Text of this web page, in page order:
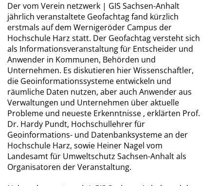
Der vom Verein netzwerk | GIS Sachsen-Anhalt
jährlich veranstaltete Geofachtag fand kürzlich
erstmals auf dem Wernigeröder Campus der
Hochschule Harz statt. Der Geofachtag versteht sich
als Informationsveranstaltung für Entscheider und
Anwender in Kommunen, Behörden und
Unternehmen. Es diskutieren hier Wissenschaftler,
die Geoinformationssysteme entwickeln und
räumliche Daten nutzen, aber auch Anwender aus
Verwaltungen und Unternehmen über aktuelle
Probleme und neueste Erkenntnisse , erklärten Prof.
Dr. Hardy Pundt, Hochschullehrer für
Geoinformations- und Datenbanksysteme an der
Hochschule Harz, sowie Heiner Nagel vom
Landesamt für Umweltschutz Sachsen-Anhalt als
Organisatoren der Veranstaltung.